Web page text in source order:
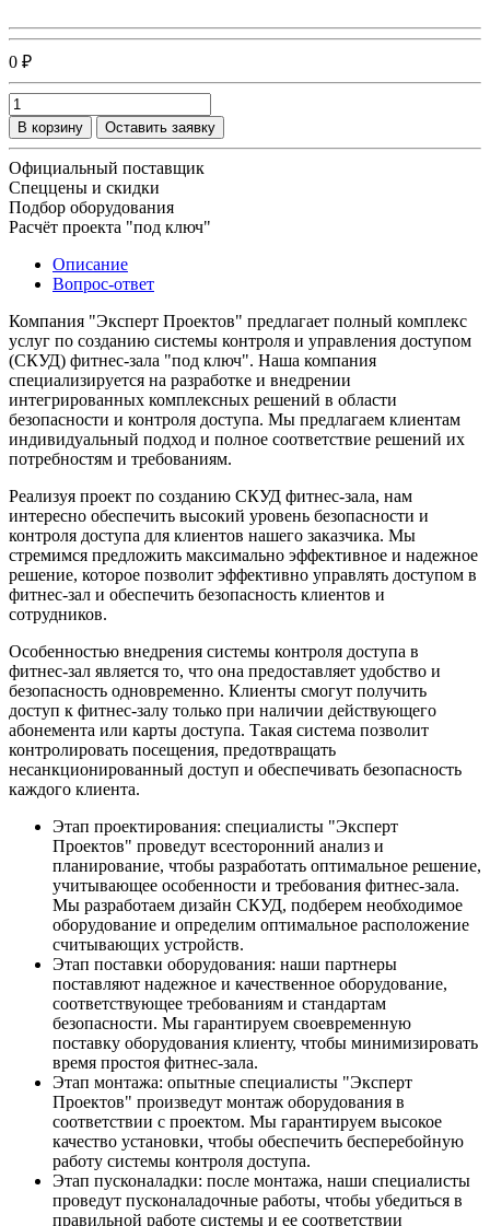
0 ₽
В корзину Оставить заявку
Официальный поставщик
Спеццены и скидки
Подбор оборудования
Расчёт проекта "под ключ"
Описание
Вопрос-ответ
Компания "Эксперт Проектов" предлагает полный комплекс
услуг по созданию системы контроля и управления доступом
(СКУД) фитнес-зала "под ключ". Наша компания
специализируется на разработке и внедрении
интегрированных комплексных решений в области
безопасности и контроля доступа. Мы предлагаем клиентам
индивидуальный подход и полное соответствие решений их
потребностям и требованиям.
Реализуя проект по созданию СКУД фитнес-зала, нам
интересно обеспечить высокий уровень безопасности и
контроля доступа для клиентов нашего заказчика. Мы
стремимся предложить максимально эффективное и надежное
решение, которое позволит эффективно управлять доступом в
фитнес-зал и обеспечить безопасность клиентов и
сотрудников.
Особенностью внедрения системы контроля доступа в
фитнес-зал является то, что она предоставляет удобство и
безопасность одновременно. Клиенты смогут получить
доступ к фитнес-залу только при наличии действующего
абонемента или карты доступа. Такая система позволит
контролировать посещения, предотвращать
несанкционированный доступ и обеспечивать безопасность
каждого клиента.
Этап проектирования: специалисты "Эксперт
Проектов" проведут всесторонний анализ и
планирование, чтобы разработать оптимальное решение,
учитывающее особенности и требования фитнес-зала.
Мы разработаем дизайн СКУД, подберем необходимое
оборудование и определим оптимальное расположение
считывающих устройств.
Этап поставки оборудования: наши партнеры
поставляют надежное и качественное оборудование,
соответствующее требованиям и стандартам
безопасности. Мы гарантируем своевременную
поставку оборудования клиенту, чтобы минимизировать
время простоя фитнес-зала.
Этап монтажа: опытные специалисты "Эксперт
Проектов" произведут монтаж оборудования в
соответствии с проектом. Мы гарантируем высокое
качество установки, чтобы обеспечить бесперебойную
работу системы контроля доступа.
Этап пусконаладки: после монтажа, наши специалисты
проведут пусконаладочные работы, чтобы убедиться в
правильной работе системы и ее соответствии